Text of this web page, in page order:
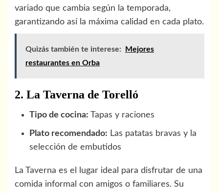
variado que cambia según la temporada,
garantizando así la máxima calidad en cada plato.
Quizás también te interese:
Mejores
restaurantes en Orba
2. La Taverna de Torelló
Tipo de cocina: Tapas y raciones
Plato recomendado: Las patatas bravas y la
selección de embutidos
La Taverna es el lugar ideal para disfrutar de una
comida informal con amigos o familiares. Su